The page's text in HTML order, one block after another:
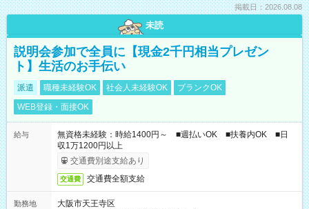
掲載日：2026.08.08
未読
説明会参加で全員に【現金2千円相当プレゼン
ト】生活のお手伝い
派遣 職種未経験OK 社会人未経験OK
ブランクOK
WEB登録・面接OK
給与
無資格未経験：時給1400円～ ■週払いOK ■扶養内OK ■日
収1万1200円以上
交通費別途支給あり
交通費 交通費全額支給
勤務地
大阪市天王寺区